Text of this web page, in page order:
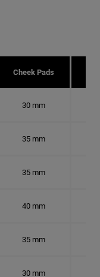
Cheek Pads
30 mm
35 mm
35 mm
40 mm
35 mm
30 mm